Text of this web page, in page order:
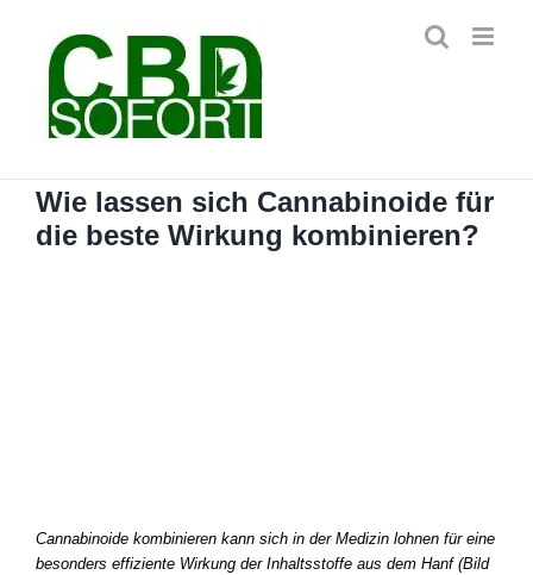
springen
Wie lassen sich Cannabinoide für
die beste Wirkung kombinieren?
Cannabinoide kombinieren kann sich in der Medizin lohnen für eine
besonders effiziente Wirkung der Inhaltsstoffe aus dem Hanf (Bild